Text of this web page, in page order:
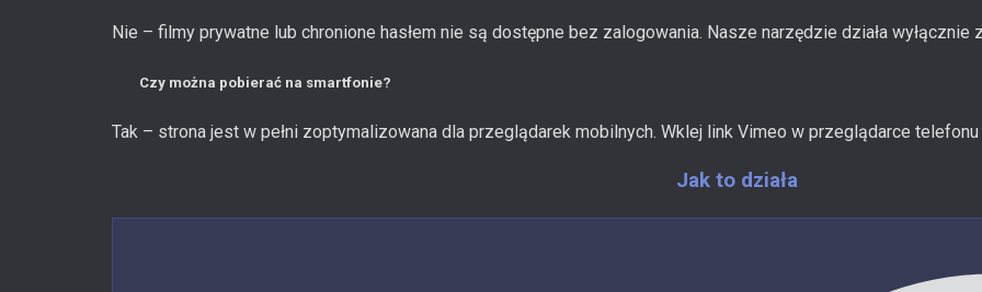
Nie – filmy prywatne lub chronione hasłem nie są dostępne bez zalogowania. Nasze narzędzie działa
Czy można pobierać na smartfonie?
Tak – strona jest w pełni zoptymalizowana dla przeglądarek mobilnych. Wklej link Vimeo w przeglądarce
Jak to działa